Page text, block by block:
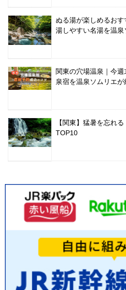
ぬる湯が楽しめるお
湯しやすい名湯を温
関東の穴場温泉｜今
泉宿を温泉ソムリエが
【関東】猛暑を忘れ
TOP10